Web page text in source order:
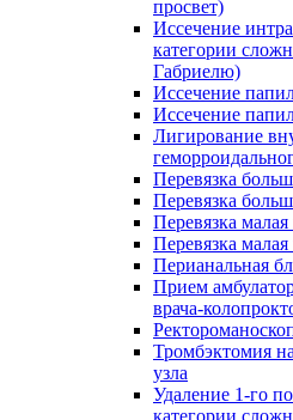
просвет)
Иссечение
категории
Габриелю)
Иссечение
Иссечение
Лигирование
Перевязка
Перевязка
Перевязка
Перевязка
Перианальная
Прием
врача-
Тромбэктомия
узла
Удаление 1-го
категории